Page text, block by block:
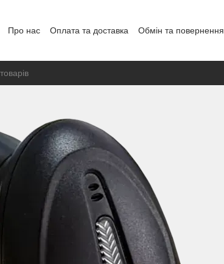
Про нас Оплата та доставка Обмін та повернення